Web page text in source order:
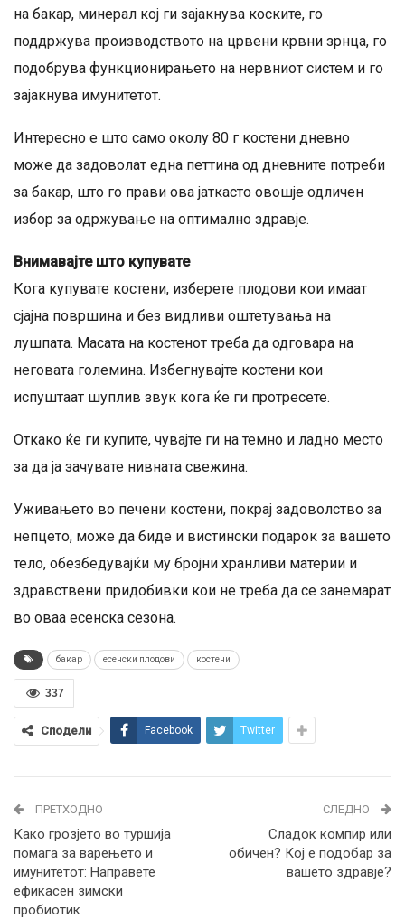
на бакар, минерал кој ги зајакнува коските, го
поддржува производството на црвени крвни зрнца, го
подобрува функционирањето на нервниот систем и го
зајакнува имунитетот.
Интересно е што само околу 80 г костени дневно
може да задоволат една петтина од дневните потреби
за бакар, што го прави ова јаткасто овошје одличен
избор за одржување на оптимално здравје.
Внимавајте што купувате
Кога купувате костени, изберете плодови кои имаат
сјајна површина и без видливи оштетувања на
лушпата. Масата на костенот треба да одговара на
неговата големина. Избегнувајте костени кои
испуштаат шуплив звук кога ќе ги протресете.
Откако ќе ги купите, чувајте ги на темно и ладно место
за да ја зачувате нивната свежина.
Уживањето во печени костени, покрај задоволство за
непцето, може да биде и вистински подарок за вашето
тело, обезбедувајќи му бројни хранливи материи и
здравствени придобивки кои не треба да се занемарат
во оваа есенска сезона.
бакар есенски плодови костени
337
Сподели Facebook Twitter
ПРЕТХОДНО
Како грозјето во туршија
помага за варењето и
имунитетот: Направете
ефикасен зимски
пробиотик
СЛЕДНО
Сладок компир или
обичен? Кој е подобар за
вашето здравје?